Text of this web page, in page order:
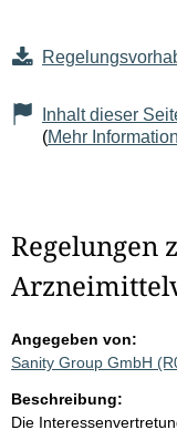
Inhalt dieser
(Mehr
Regelungen
Angegeben von:
Sanity Group GmbH
Beschreibung:
Die